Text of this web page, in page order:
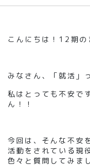
こんにちは！12期の
みなさん、「就活」
私はとっても不安で
ん！！
今回は、そんな不安
活動をされている現
色々と質問してみま